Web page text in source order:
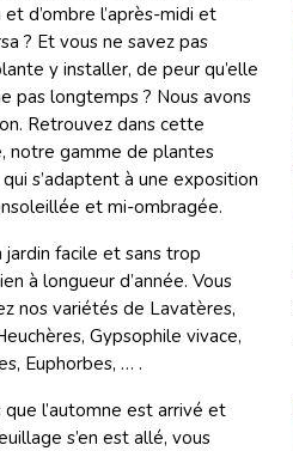
d’ombre l’après-midi et
? Et vous ne savez pas
y installer, de peur qu’elle
pas longtemps ? Nous avons
Retrouvez dans cette
notre gamme de plantes
s’adaptent à une exposition
et mi-ombragée.
jardin facile et sans trop
à longueur d’année. Vous
nos variétés de Lavatères,
Gypsophile vivace,
Euphorbes, … .
que l’automne est arrivé et
s’en est allé, vous